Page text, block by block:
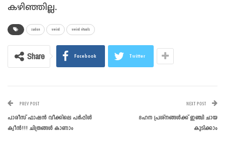
കഴിഞ്ഞില്ല.
sudan weird weird rituals
Share Facebook Twitter
PREV POST
പാരീസ് ഫാഷന്‍ വീക്കിലെ പര്‍പ്പിള്‍
ക്വീന്‍!!! ചിത്രങ്ങള്‍ കാണാം
NEXT POST
ദഹന പ്രശ്‌നങ്ങള്‍ക്ക് ഇഞ്ചി ചായ
കുടിക്കാം